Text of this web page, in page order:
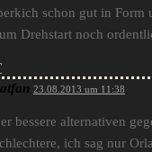
schon gut in Form
Drehstart noch
23.08.2013 um 11:38
bessere alternativen
ich sag nur